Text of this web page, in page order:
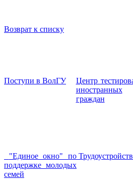
Возврат к списку
Поступи в ВолГУ
Центр
иностранных
граждан
"Единое окно" по
поддержке молодых
семей